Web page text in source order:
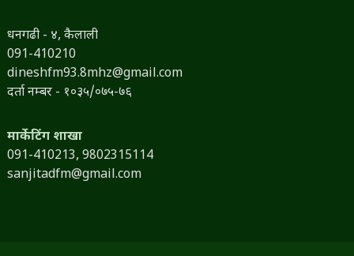
धनगढी - ४, कैलाली
091-410210
dineshfm93.8mhz@gmail.com
दर्ता नम्बर - १०३५/०७५-७६
मार्केटिंग शाखा
091-410213, 9802315114
sanjitadfm@gmail.com